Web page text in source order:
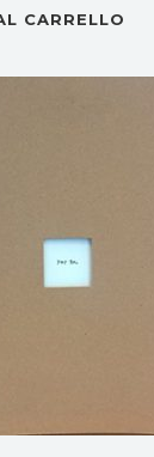
CARRELLO